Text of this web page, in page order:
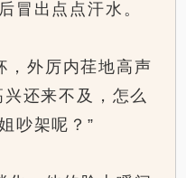
冒出点点汗水。
，外厉内荏地高声
还来不及，怎么
吵架呢？”